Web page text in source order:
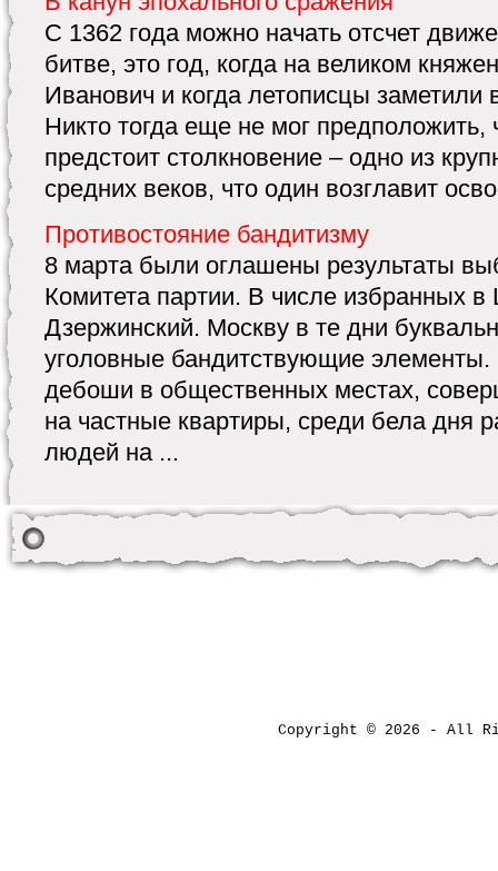
С 1362 года можно начать отсчет
битве, это год, когда на великом
Иванович и когда летописцы
Никто тогда еще не мог
предстоит столкновение – одно из
средних веков, что один возглавит
Противостояние бандитизму
8 марта были оглашены результаты
Комитета партии. В числе избранных
Дзержинский. Москву в те дни
уголовные бандитствующие
дебоши в общественных местах,
на частные квартиры, среди бела дня
людей на ...
Copyright © 2026 - All